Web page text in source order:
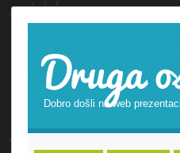
Druga
Dobro došli na web